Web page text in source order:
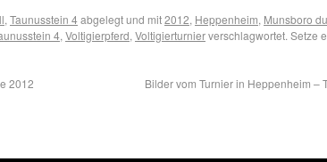
, Taunusstein 4abgelegt und mit2012, Heppenheim, Munsboro
4, Voltigierpferd, Voltigierturnierverschlagwortet. Setze
2012 Bilder vom Turnier in Heppenheim –